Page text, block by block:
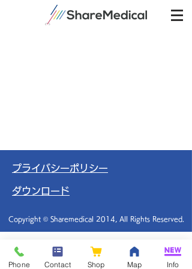
プライバシーポリシー
ダウンロード
Copyright © Sharemedical 2014, All Rights Reserved.
Phone Contact Shop Map Info